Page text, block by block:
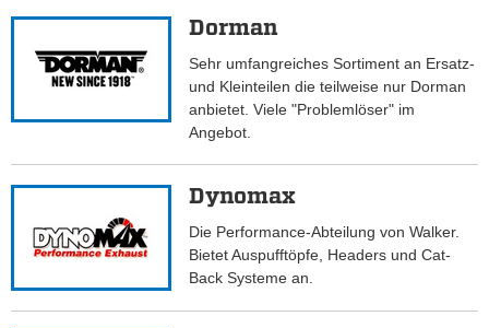
Dorman
Sehr umfangreiches Sortiment an Ersatz-
und Kleinteilen die teilweise nur Dorman
anbietet. Viele "Problemlöser" im
Angebot.
Dynomax
Die Performance-Abteilung von Walker.
Bietet Auspufftöpfe, Headers und Cat-
Back Systeme an.